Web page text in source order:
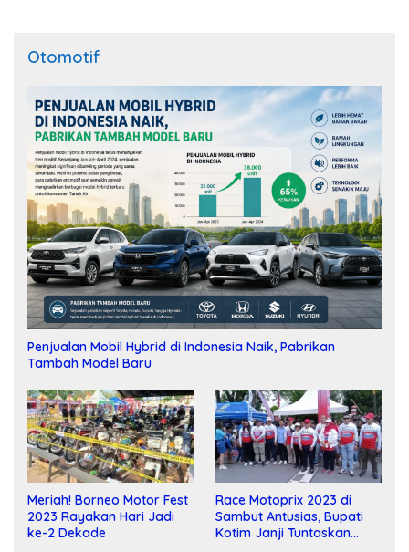
Otomotif
Penjualan Mobil Hybrid di Indonesia Naik, Pabrikan
Tambah Model Baru
Meriah! Borneo Motor Fest
2023 Rayakan Hari Jadi
ke-2 Dekade
Race Motoprix 2023 di
Sambut Antusias, Bupati
Kotim Janji Tuntaskan